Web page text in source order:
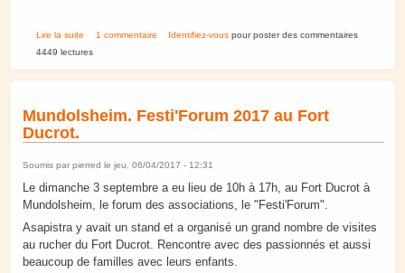
Lire la suite de Mundolsheim. Troc aux plantes 2017.
1 commentaire Identifiez-vous pour poster des commentaires
4449 lectures
Mundolsheim. Festi'Forum 2017 au Fort
Ducrot.
Soumis par pierred le jeu, 06/04/2017 - 12:31
Le dimanche 3 septembre a eu lieu de 10h à 17h, au Fort Ducrot à
Mundolsheim, le forum des associations, le "Festi'Forum".
Asapistra y avait un stand et a organisé un grand nombre de visites
au rucher du Fort Ducrot. Rencontre avec des passionnés et aussi
beaucoup de familles avec leurs enfants.